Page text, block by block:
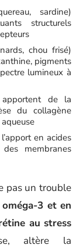
sardine)
structurels
chou frisé)
pigments
lumineux à
de la
du collagène
en acides
membranes
pas un trouble
3 et en
au stress
altère la